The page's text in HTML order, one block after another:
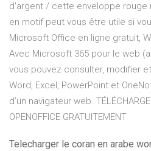
d'argent / cette enveloppe rouge
en motif peut vous être utile si
Microsoft Office en ligne gratuit,
Avec Microsoft 365 pour le web
vous pouvez consulter, modifier
Word, Excel, PowerPoint et
d’un navigateur web.
OPENOFFICE GRATUITEMENT
Telecharger le coran en arabe